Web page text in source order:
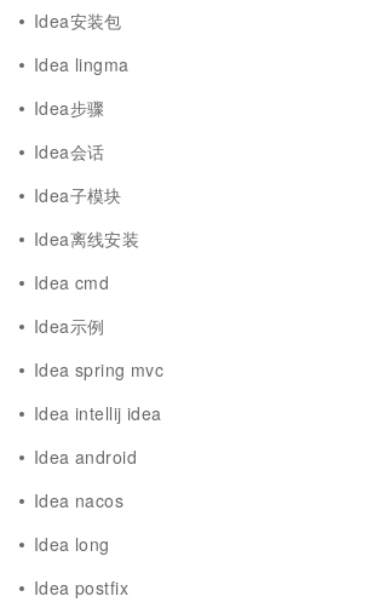
Idea安装包
Idea lingma
Idea步骤
Idea会话
Idea子模块
Idea离线安装
Idea cmd
Idea示例
Idea spring mvc
Idea intellij idea
Idea android
Idea nacos
Idea long
Idea postfix